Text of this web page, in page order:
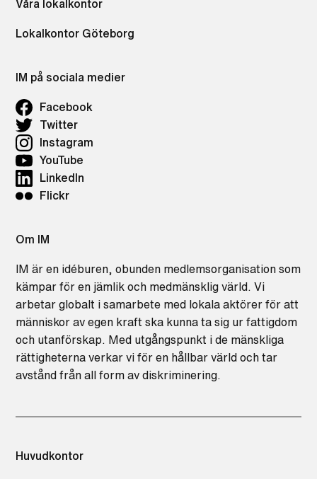
Våra lokalkontor
Lokalkontor Göteborg
IM på sociala medier
Facebook
Twitter
Instagram
YouTube
LinkedIn
Flickr
Om IM
IM är en idéburen, obunden medlemsorganisation som
kämpar för en jämlik och medmänsklig värld. Vi
arbetar globalt i samarbete med lokala aktörer för att
människor av egen kraft ska kunna ta sig ur fattigdom
och utanförskap. Med utgångspunkt i de mänskliga
rättigheterna verkar vi för en hållbar värld och tar
avstånd från all form av diskriminering.
Huvudkontor